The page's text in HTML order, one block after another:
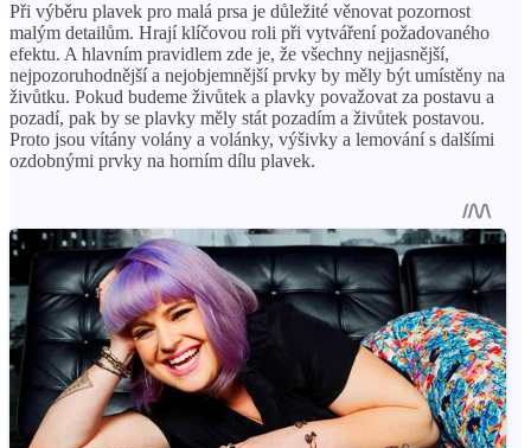
Při výběru plavek pro malá prsa je důležité věnovat pozornost
malým detailům. Hrají klíčovou roli při vytváření požadovaného
efektu. A hlavním pravidlem zde je, že všechny nejjasnější,
nejpozoruhodnější a nejobjemnější prvky by měly být umístěny na
živůtku. Pokud budeme živůtek a plavky považovat za postavu a
pozadí, pak by se plavky měly stát pozadím a živůtek postavou.
Proto jsou vítány volány a volánky, výšivky a lemování s dalšími
ozdobnými prvky na horním dílu plavek.